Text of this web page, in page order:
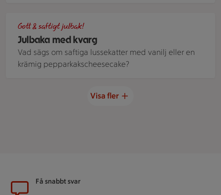
Julbaka med kvarg
Gott & saftigt julbak!
Vad sägs om saftiga lussekatter med vanilj eller en
krämig pepparkakscheesecake?
Visa fler
SidfotFå snabbt svar